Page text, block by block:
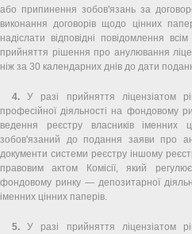
або припинення зобов'язань за
виконання договорів щодо цінних
надіслати відповідні повідомлення
прийняття рішення про анулювання
ніж за 30 календарних днів до дати
4. У разі прийняття ліцензіатом
професійної діяльності на фондовому
ведення реєстру власників іменних
зобов'язаний до подання заяви про
документи системи реєстру іншому
правовим актом Комісії, який
фондовому ринку — депозитарної
іменних цінних паперів.
5. У разі прийняття ліцензіатом